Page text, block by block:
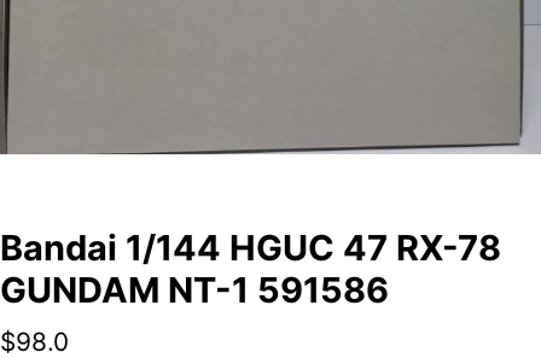
Bandai 1/144 HGUC 47 RX-78
GUNDAM NT-1 591586
$98.0